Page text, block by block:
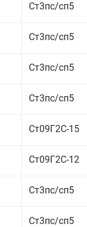
Ст3пс/сп5
Ст3пс/сп5
Ст3пс/сп5
Ст3пс/сп5
Ст09Г2С-15
Ст09Г2С-12
Ст3пс/сп5
Ст3пс/сп5